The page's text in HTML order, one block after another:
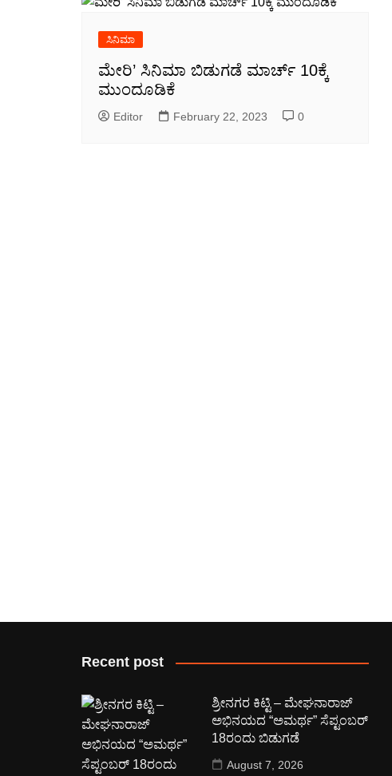
ಸಿನಿಮಾ
ಮೇರಿ’ ಸಿನಿಮಾ ಬಿಡುಗಡೆ ಮಾರ್ಚ್ 10ಕ್ಕೆ
ಮುಂದೂಡಿಕೆ
Editor February 22, 2023 0
Recent post
ಶ್ರೀನಗರ ಕಿಟ್ಟಿ – ಮೇಘನಾರಾಜ್
ಅಭಿನಯದ “ಅಮರ್ಥ” ಸೆಪ್ಟಂಬರ್
18ರಂದು ಬಿಡುಗಡೆ
August 7, 2026